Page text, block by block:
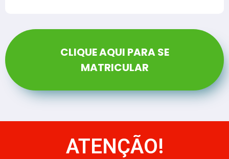
CLIQUE AQUI PARA SE
MATRICULAR
ATENÇÃO!